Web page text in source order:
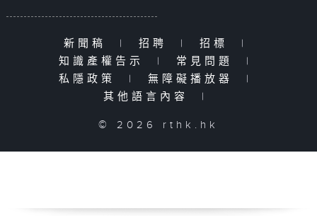
新聞稿 | 招聘 | 招標
|
知識產權告示
| 常見問題
|
私隱政策
| 無障礙播放器
|
其他語言內容
|
© 2026 rthk.hk